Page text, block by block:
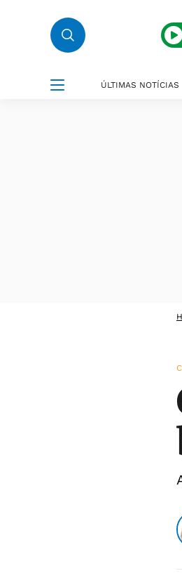
ÚLTIMAS NOTÍCIAS